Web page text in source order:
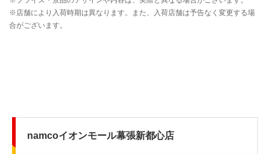
namcoイオンモール幕張新都心店